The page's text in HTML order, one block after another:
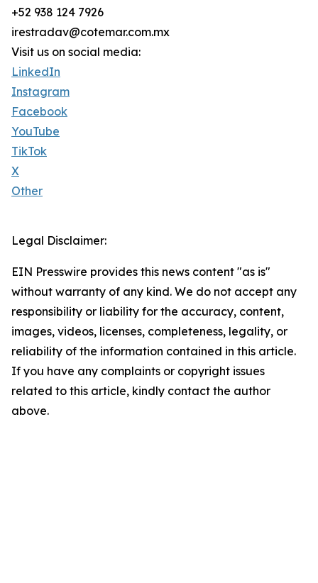
+52 938 124 7926
irestradav@cotemar.com.mx
Visit us on social media:
LinkedIn
Instagram
Facebook
YouTube
TikTok
X
Other
Legal Disclaimer:
EIN Presswire provides this news content "as is"
without warranty of any kind. We do not accept any
responsibility or liability for the accuracy, content,
images, videos, licenses, completeness, legality, or
reliability of the information contained in this article.
If you have any complaints or copyright issues
related to this article, kindly contact the author
above.